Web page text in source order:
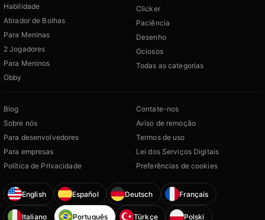
Habilidade
Atirador de Bolhas
Para Meninas
2 Jogadores
Para Meninos
Obby
Clicker
Paciência
Desenho
Ociosos
Todas as categorias
Blog
Sobre nós
Para desenvolvedores
Para empresas
Política de Privacidade
Contate-nos
Aviso de remoção
Termos de uso
Lei dos Serviços Digitais
Preferências de cookies
English Español Deutsch Français
Italiano Português Türkçe Polski